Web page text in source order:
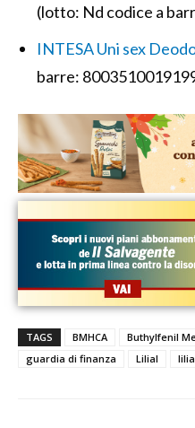
(lotto: Nd codice a
INTESA Uni sex
barre:
TAGS BMHCA
Buthylfenil
guardia di finanza
Lilial